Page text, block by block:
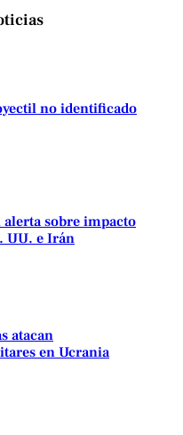
no identificado
sobre impacto
UU. e Irán
atacan
en Ucrania